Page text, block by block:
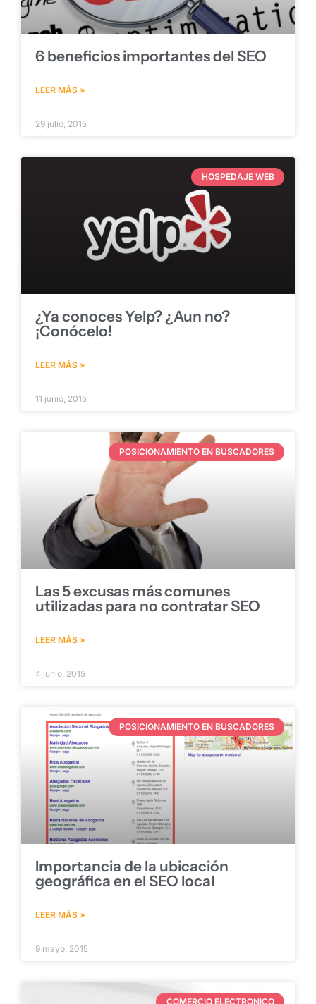
6 beneficios importantes del SEO
LEER MÁS »
29 julio, 2015
HOSPEDAJE WEB
¿Ya conoces Yelp? ¿Aun no?
¡Conócelo!
LEER MÁS »
11 junio, 2015
POSICIONAMIENTO EN BUSCADORES
Las 5 excusas más comunes
utilizadas para no contratar SEO
LEER MÁS »
4 junio, 2015
POSICIONAMIENTO EN BUSCADORES
Importancia de la ubicación
geográfica en el SEO local
LEER MÁS »
9 mayo, 2015
COMERCIO ELECTRONICO